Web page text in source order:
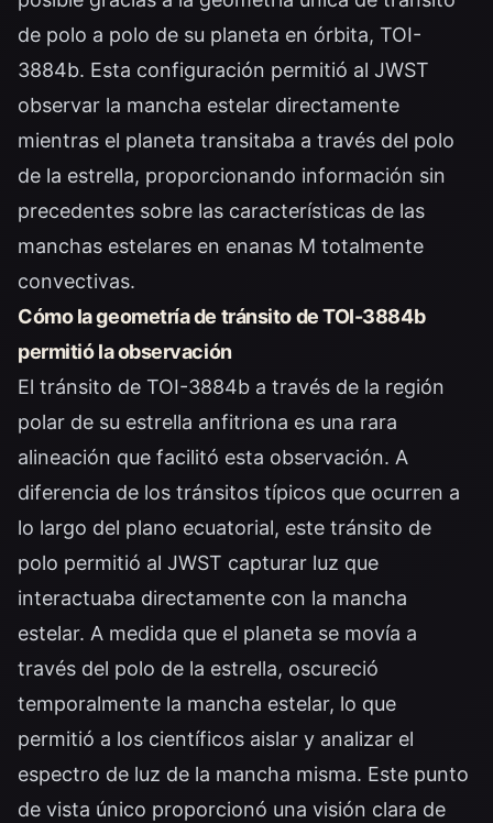
de polo a polo de su planeta en órbita, TOI-
3884b. Esta configuración permitió al JWST
observar la mancha estelar directamente
mientras el planeta transitaba a través del polo
de la estrella, proporcionando información sin
precedentes sobre las características de las
manchas estelares en enanas M totalmente
convectivas.
Cómo la geometría de tránsito de TOI-3884b
permitió la observación
El tránsito de TOI-3884b a través de la región
polar de su estrella anfitriona es una rara
alineación que facilitó esta observación. A
diferencia de los tránsitos típicos que ocurren a
lo largo del plano ecuatorial, este tránsito de
polo permitió al JWST capturar luz que
interactuaba directamente con la mancha
estelar. A medida que el planeta se movía a
través del polo de la estrella, oscureció
temporalmente la mancha estelar, lo que
permitió a los científicos aislar y analizar el
espectro de luz de la mancha misma. Este punto
de vista único proporcionó una visión clara de